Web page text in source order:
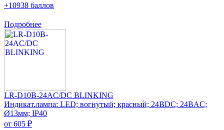
+10938 баллов
Подробнее
LR-D10B-24AC/DC BLINKING
Индикат.лампа: LED; вогнутый; красный; 24ВDC; 24ВAC;
Ø13мм; IP40
от 605 ₽